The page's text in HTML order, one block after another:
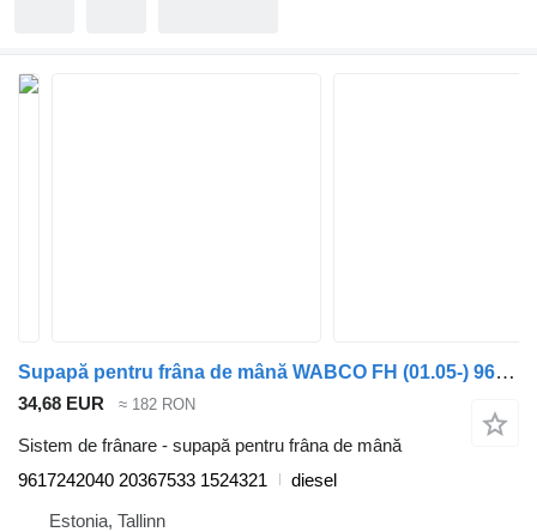
Supapă pentru frâna de mână WABCO FH (01.05-) 9617242040 pentru cap tractor Volvo FH12, FH16, NH12, FH, VNL780 (1993-2014)
34,68 EUR ≈ 182 RON
Sistem de frânare - supapă pentru frâna de mână
9617242040 20367533 1524321
diesel
Estonia, Tallinn